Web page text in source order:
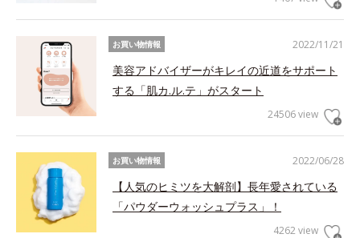
2022/11/21
お買い物情報
美容アドバイザーがキレイの近道をサポート
する「肌カ.ル.テ」がスタート
24506 view
2022/06/28
お買い物情報
【人気のヒミツを大解剖】長年愛されている
「パウダーウォッシュプラス」！
4262 view